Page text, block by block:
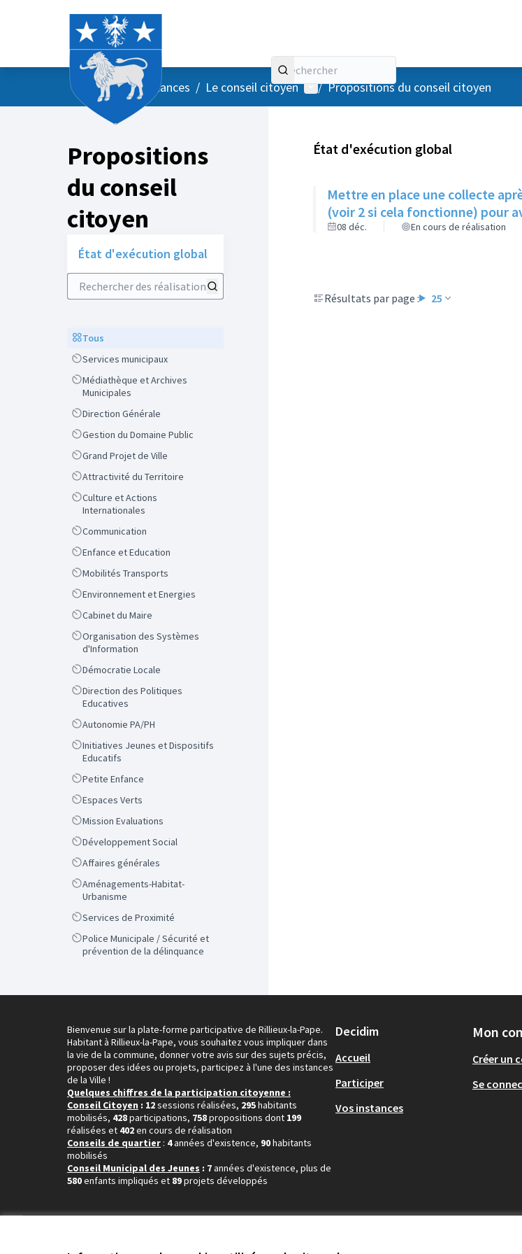
AccueilMenu principal
/ Vos instances / Le conseil citoyen Menu utilisateur
/ Propositions du conseil citoyen
Propositions
du conseil
citoyen
État d'exécution global
Rechercher des réalisations
ScopeTous
ScopeServices municipaux
Scope
Médiathèque et Archives
Municipales
ScopeDirection Générale
ScopeGestion du Domaine Public
ScopeGrand Projet de Ville
ScopeAttractivité du Territoire
Scope
Culture et Actions
Internationales
ScopeCommunication
ScopeEnfance et Education
ScopeMobilités Transports
ScopeEnvironnement et Energies
ScopeCabinet du Maire
Scope
Organisation des Systèmes
d'Information
ScopeDémocratie Locale
Scope
Direction des Politiques
Educatives
ScopeAutonomie PA/PH
Scope
Initiatives Jeunes et Dispositifs
Educatifs
ScopePetite Enfance
ScopeEspaces Verts
ScopeMission Evaluations
ScopeDéveloppement Social
ScopeAffaires générales
Scope
Aménagements-Habitat-
Urbanisme
ScopeServices de Proximité
Scope
Police Municipale / Sécurité et
prévention de la délinquance
État d'exécution global
Mettre en place une collecte
(voir 2 si cela fonctionne) pour
08 déc. En cours de réalisation
Résultats par page : 25
Bienvenue sur la plate-forme participative de Rillieux-la-Pape.
Habitant à Rillieux-la-Pape, vous souhaitez vous impliquer dans
la vie de la commune, donner votre avis sur des sujets précis,
proposer des idées ou projets, participez à l'une des instances
de la Ville !
Quelques chiffres de la participation citoyenne :
Conseil Citoyen : 12sessions réalisées, 295habitants
mobilisés, 428participations, 758propositions dont 199
réalisées et 402en cours de réalisation
Conseils de quartier : 4années d'existence, 90habitants
mobilisés
Conseil Municipal des Jeunes : 7années d'existence, plus de
580enfants impliqués et 89projets développés
Decidim
Accueil
Participer
Vos instances
Mon
Créer un
Se